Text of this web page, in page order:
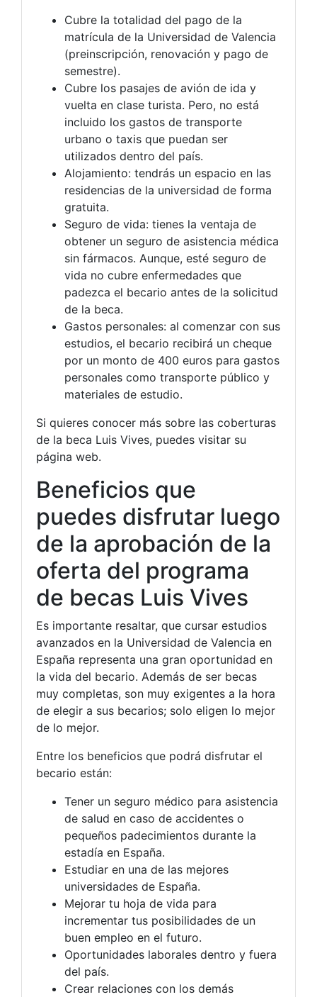
Cubre la totalidad del pago de la
matrícula de la Universidad de Valencia
(preinscripción, renovación y pago de
semestre).
Cubre los pasajes de avión de ida y
vuelta en clase turista. Pero, no está
incluido los gastos de transporte
urbano o taxis que puedan ser
utilizados dentro del país.
Alojamiento: tendrás un espacio en las
residencias de la universidad de forma
gratuita.
Seguro de vida: tienes la ventaja de
obtener un seguro de asistencia médica
sin fármacos. Aunque, esté seguro de
vida no cubre enfermedades que
padezca el becario antes de la solicitud
de la beca.
Gastos personales: al comenzar con sus
estudios, el becario recibirá un cheque
por un monto de 400 euros para gastos
personales como transporte público y
materiales de estudio.
Si quieres conocer más sobre las coberturas
de la beca Luis Vives, puedes visitar su
página web.
Beneficios que
puedes disfrutar luego
de la aprobación de la
oferta del programa
de becas Luis Vives
Es importante resaltar, que cursar estudios
avanzados en la Universidad de Valencia en
España representa una gran oportunidad en
la vida del becario. Además de ser becas
muy completas, son muy exigentes a la hora
de elegir a sus becarios; solo eligen lo mejor
de lo mejor.
Entre los beneficios que podrá disfrutar el
becario están:
Tener un seguro médico para asistencia
de salud en caso de accidentes o
pequeños padecimientos durante la
estadía en España.
Estudiar en una de las mejores
universidades de España.
Mejorar tu hoja de vida para
incrementar tus posibilidades de un
buen empleo en el futuro.
Oportunidades laborales dentro y fuera
del país.
Crear relaciones con los demás